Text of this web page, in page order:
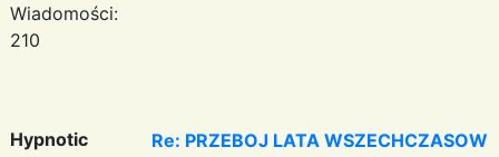
Wiadomości:
210
Hypnotic
Re: PRZEBOJ LATA WSZECHCZASOW